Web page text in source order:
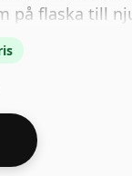
på flaska till